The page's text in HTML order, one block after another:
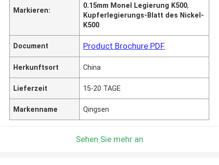
Markieren:
0.15mm Monel Legierung K500,
Kupferlegierungs-Blatt des Nickel-
K500
Document Product Brochure PDF
Herkunftsort China
Lieferzeit 15-20 TAGE
Markenname Qingsen
Sehen Sie mehr an